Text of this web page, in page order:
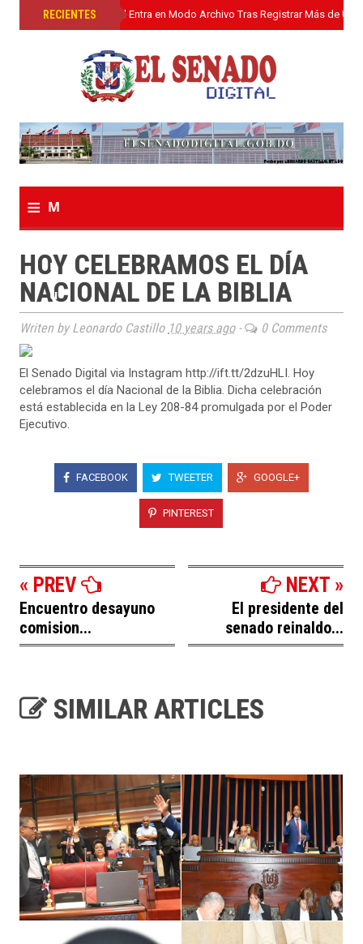
RECIENTES
»El Senado Digital Entra en Modo Archivo Tras Registrar Más de Un
≡ M
e
n
u
HOY CELEBRAMOS EL DÍA
NACIONAL DE LA BIBLIA
Writen by Leonardo Castillo 10 years ago- 0 Comments
El Senado Digital via Instagram http://ift.tt/2dzuHLI. Hoy
celebramos el día Nacional de la Biblia. Dicha celebración
está establecida en la Ley 208-84 promulgada por el Poder
Ejecutivo.
FACEBOOK TWEETER GOOGLE+
PINTEREST
« PREV
Encuentro desayuno
comision...
NEXT »
El presidente del
senado reinaldo...
SIMILAR ARTICLES